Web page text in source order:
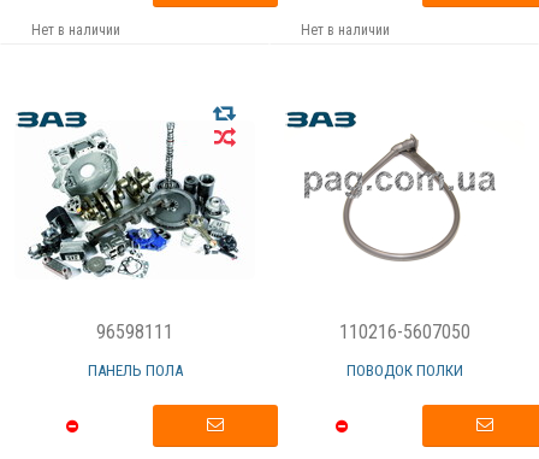
Нет в наличии Нет в наличии
96598111
ПАНЕЛЬ ПОЛА
110216-5607050
ПОВОДОК ПОЛКИ